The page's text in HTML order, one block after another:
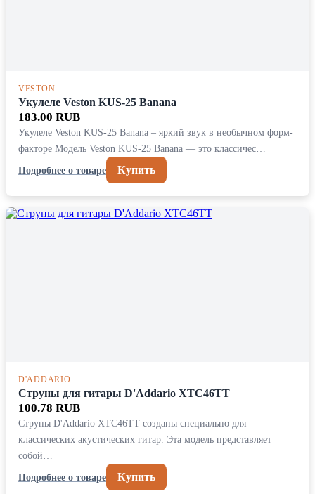
VESTON
Укулеле Veston KUS-25 Banana
183.00 RUB
Укулеле Veston KUS-25 Banana – яркий звук в необычном форм-
факторе Модель Veston KUS-25 Banana — это классичес…
Подробнее о товаре
Купить
D'ADDARIO
Струны для гитары D'Addario XTC46TT
100.78 RUB
Струны D'Addario XTC46TT созданы специально для
классических акустических гитар. Эта модель представляет
собой…
Подробнее о товаре
Купить